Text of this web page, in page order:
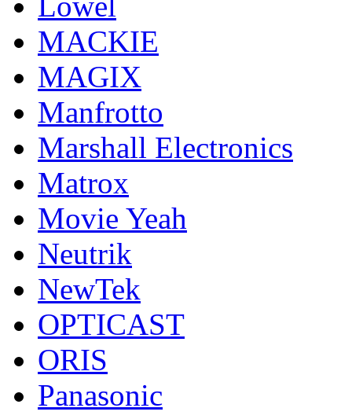
MACKIE
MAGIX
Manfrotto
Marshall Electronics
Matrox
Movie Yeah
Neutrik
NewTek
OPTICAST
ORIS
Panasonic